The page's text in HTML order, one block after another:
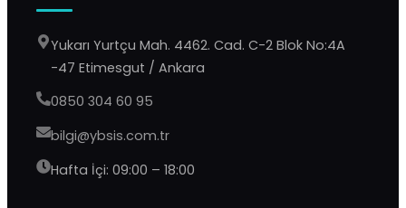
Yukarı Yurtçu Mah. 4462. Cad. C-2 Blok No:4A
-47 Etimesgut / Ankara
0850 304 60 95
bilgi@ybsis.com.tr
Hafta İçi: 09:00 – 18:00